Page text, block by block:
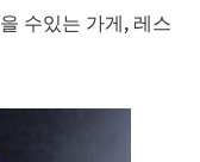
수있는 가게, 레스